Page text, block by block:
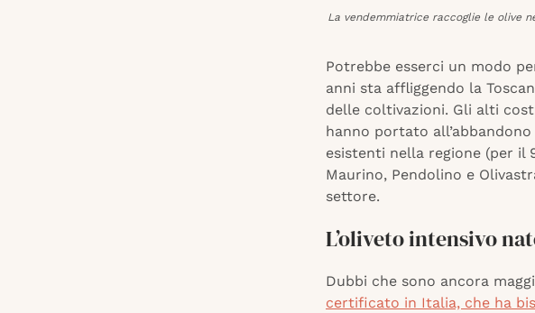
La vendemmiatrice raccoglie le olive
Potrebbe esserci un modo
anni sta affliggendo la
delle coltivazioni. Gli alti
hanno portato
esistenti nella regione (per il
Maurino, Pendolino e
settore.
L’oliveto intensivo
Dubbi che sono ancora
certificato in Italia, che ha